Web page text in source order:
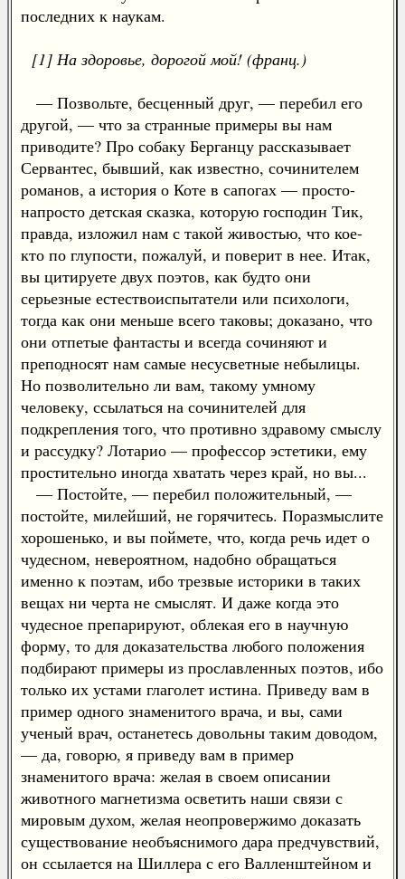
последних к наукам.
[1] На здоровье, дорогой мой! (франц.)
— Позвольте, бесценный друг, — перебил его
другой, — что за странные примеры вы нам
приводите? Про собаку Берганцу рассказывает
Сервантес, бывший, как известно, сочинителем
романов, а история о Коте в сапогах — просто-
напросто детская сказка, которую господин Тик,
правда, изложил нам с такой живостью, что кое-
кто по глупости, пожалуй, и поверит в нее. Итак,
вы цитируете двух поэтов, как будто они
серьезные естествоиспытатели или психологи,
тогда как они меньше всего таковы; доказано, что
они отпетые фантасты и всегда сочиняют и
преподносят нам самые несусветные небылицы.
Но позволительно ли вам, такому умному
человеку, ссылаться на сочинителей для
подкрепления того, что противно здравому смыслу
и рассудку? Лотарио — профессор эстетики, ему
простительно иногда хватать через край, но вы...
— Постойте, — перебил положительный, —
постойте, милейший, не горячитесь. Поразмыслите
хорошенько, и вы поймете, что, когда речь идет о
чудесном, невероятном, надобно обращаться
именно к поэтам, ибо трезвые историки в таких
вещах ни черта не смыслят. И даже когда это
чудесное препарируют, облекая его в научную
форму, то для доказательства любого положения
подбирают примеры из прославленных поэтов, ибо
только их устами глаголет истина. Приведу вам в
пример одного знаменитого врача, и вы, сами
ученый врач, останетесь довольны таким доводом,
— да, говорю, я приведу вам в пример
знаменитого врача: желая в своем описании
животного магнетизма осветить наши связи с
мировым духом, желая неопровержимо доказать
существование необъяснимого дара предчувствий,
он ссылается на Шиллера с его Валленштейном и